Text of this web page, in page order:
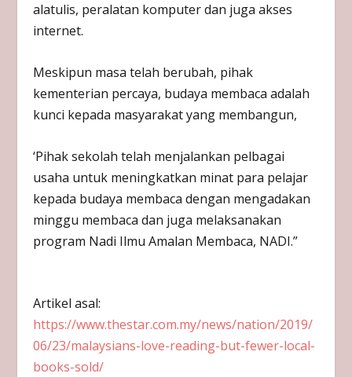
alatulis, peralatan komputer dan juga akses
internet.
Meskipun masa telah berubah, pihak
kementerian percaya, budaya membaca adalah
kunci kepada masyarakat yang membangun,
‘Pihak sekolah telah menjalankan pelbagai
usaha untuk meningkatkan minat para pelajar
kepada budaya membaca dengan mengadakan
minggu membaca dan juga melaksanakan
program Nadi Ilmu Amalan Membaca, NADI.”
Artikel asal:
https://www.thestar.com.my/news/nation/2019/
06/23/malaysians-love-reading-but-fewer-local-
books-sold/